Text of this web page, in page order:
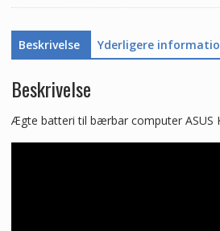
Beskrivelse Yderligere
Beskrivelse
Ægte batteri til bærbar computer ASUS